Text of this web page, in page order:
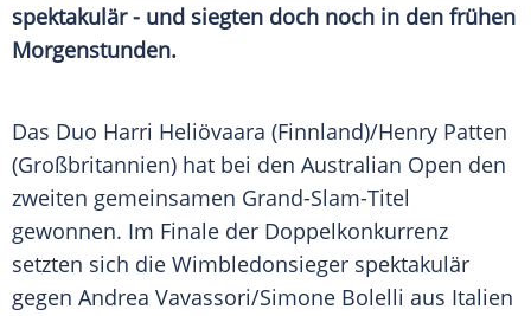
spektakulär - und siegten doch noch in den frühen
Morgenstunden.
Das Duo Harri Heliövaara (Finnland)/Henry Patten
(Großbritannien) hat bei den Australian Open den
zweiten gemeinsamen Grand-Slam-Titel
gewonnen. Im Finale der Doppelkonkurrenz
setzten sich die Wimbledonsieger spektakulär
gegen Andrea Vavassori/Simone Bolelli aus Italien